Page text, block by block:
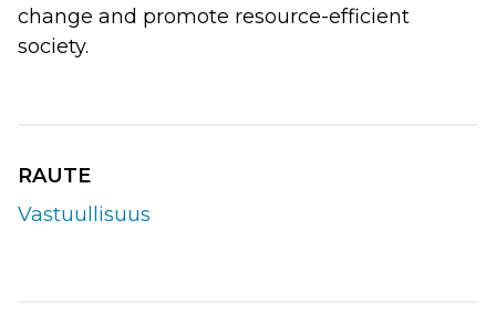
change and promote resource-efficient
society.
RAUTE
Vastuullisuus